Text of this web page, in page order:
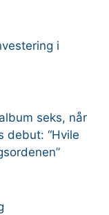
i
seks, når
debut: “Hvile